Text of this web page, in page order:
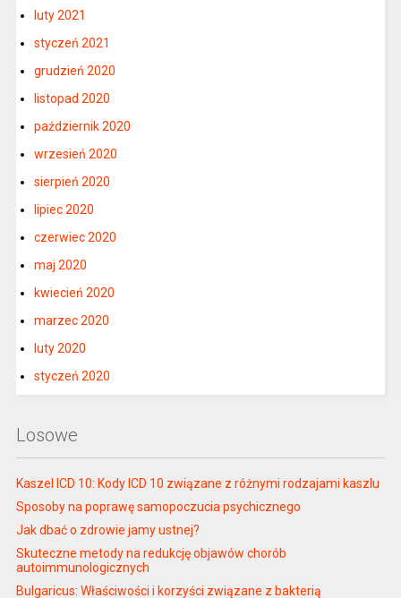
luty 2021
styczeń 2021
grudzień 2020
listopad 2020
październik 2020
wrzesień 2020
sierpień 2020
lipiec 2020
czerwiec 2020
maj 2020
kwiecień 2020
marzec 2020
luty 2020
styczeń 2020
Losowe
Kaszel ICD 10: Kody ICD 10 związane z różnymi rodzajami kaszlu
Sposoby na poprawę samopoczucia psychicznego
Jak dbać o zdrowie jamy ustnej?
Skuteczne metody na redukcję objawów chorób
autoimmunologicznych
Bulgaricus: Właściwości i korzyści związane z bakterią